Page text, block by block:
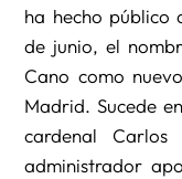
ha hecho público
de junio, el
Cano como
Madrid. Sucede
cardenal
administrador